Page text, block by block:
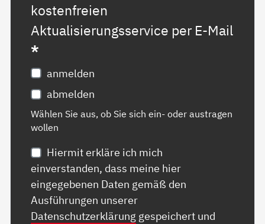
kostenfreien
Aktualisierungsservice per E-Mail
*
anmelden
abmelden
Wählen Sie aus, ob Sie sich ein- oder austragen
wollen
Hiermit erkläre ich mich
einverstanden, dass meine hier
eingegebenen Daten gemäß den
Ausführungen unserer
Datenschutzerklärung gespeichert und